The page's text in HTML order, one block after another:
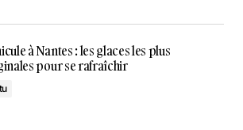
à Nantes : les glaces les plus
pour se rafraîchir